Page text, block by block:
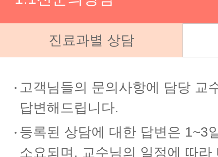
진료일정
진료예약 및 조회
진료과별 상담
고객님들의 문의사항에 담당 교
답변해드립니다.
등록된 상담에 대한 답변은 1~3
소요되며, 교수님의 일정에 따라